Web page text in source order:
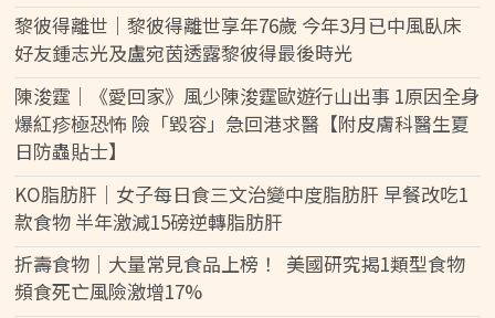
黎彼得離世｜黎彼得離世享年76歲 今年3月已中風臥床
好友鍾志光及盧宛茵透露黎彼得最後時光
陳浚霆｜《愛回家》風少陳浚霆歐遊行山出事 1原因全身
爆紅疹極恐怖 險「毀容」急回港求醫【附皮膚科醫生夏
日防蟲貼士】
KO脂肪肝｜女子每日食三文治變中度脂肪肝 早餐改吃1
款食物 半年激減15磅逆轉脂肪肝
折壽食物｜大量常見食品上榜！ 美國研究揭1類型食物
頻食死亡風險激增17%